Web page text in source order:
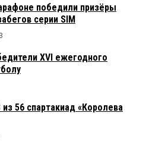
победили призёры
серии SIM
XVI ежегодного
56 спартакиад «Королева